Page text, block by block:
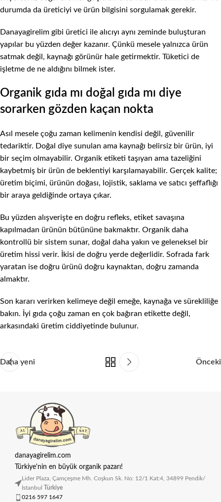
durumda da üreticiyi ve ürün bilgisini sorgulamak gerekir.
Danayagirelim gibi üretici ile alıcıyı aynı zeminde buluşturan
yapılar bu yüzden değer kazanır. Çünkü mesele yalnızca ürün
satmak değil, kaynağı görünür hale getirmektir. Tüketici de
işletme de ne aldığını bilmek ister.
Organik gıda mı doğal gıda mı diye
sorarken gözden kaçan nokta
Asıl mesele çoğu zaman kelimenin kendisi değil, güvenilir
tedariktir. Doğal diye sunulan ama kaynağı belirsiz bir ürün, iyi
bir seçim olmayabilir. Organik etiketi taşıyan ama tazeliğini
kaybetmiş bir ürün de beklentiyi karşılamayabilir. Gerçek kalite;
üretim biçimi, ürünün doğası, lojistik, saklama ve satıcı şeffaflığı
bir araya geldiğinde ortaya çıkar.
Bu yüzden alışverişte en doğru refleks, etiket savaşına
kapılmadan ürünün bütününe bakmaktır. Organik daha
kontrollü bir sistem sunar, doğal daha yakın ve geleneksel bir
üretim hissi verir. İkisi de doğru yerde değerlidir. Sofrada fark
yaratan ise doğru ürünü doğru kaynaktan, doğru zamanda
almaktır.
Son kararı verirken kelimeye değil emeğe, kaynağa ve sürekliliğe
bakın. İyi gıda çoğu zaman en çok bağıran etikette değil,
arkasındaki üretim ciddiyetinde bulunur.
Daha yeni Önceki
danayagirelim.com
Türkiye'nin en büyük organik pazarı!
Lider Plaza, Çamçeşme Mh. Coşkun Sk. No: 12/1 Kat:4, 34899 Pendik/
İstanbul
Türkiye
0216 597 1647